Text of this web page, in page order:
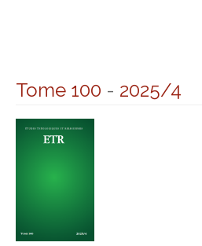
Tome 100 - 2025/4